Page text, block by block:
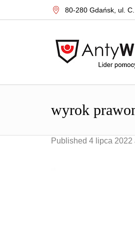
80-280 Gdańsk, ul.
wyrok
Published 4 lipca 2022